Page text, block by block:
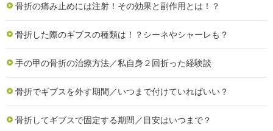
骨折の痛み止めには注射！その効果と副作用とは！？
骨折した際のギブスの種類は！？シーネやシャーレも？
手の甲の骨折の治療方法／私自身２回折った経験談
骨折でギブスを外す期間／いつまで付けていればいい？
骨折してギブスで固定する期間／目安はいつまで？